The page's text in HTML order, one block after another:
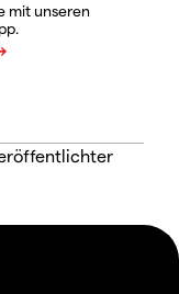
mit unseren